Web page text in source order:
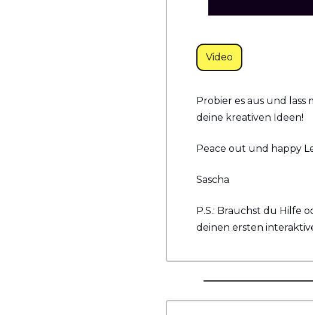
Video
Probier es aus und lass
deine kreativen Ideen!
Peace out und happy
Sascha
P.S.: Brauchst du Hilfe
deinen ersten